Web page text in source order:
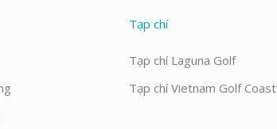
Tạp chí
Tạp chí Laguna Golf
Tạp chí Vietnam Golf Coast